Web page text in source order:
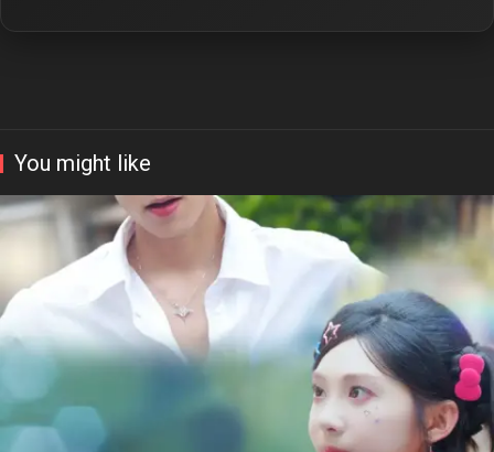
You might like